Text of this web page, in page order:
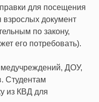
для посещения
взрослых документ
по закону,
его потребовать).
медучреждений, ДОУ,
Студентам
из КВД для